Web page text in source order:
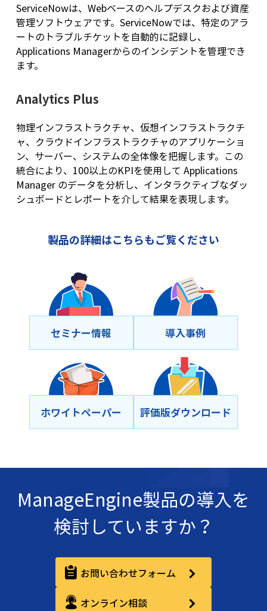
ServiceNowは、Webベースのヘルプデスクおよび資産
管理ソフトウェアです。ServiceNowでは、特定のアラ
ートのトラブルチケットを自動的に記録し、
Applications Managerからのインシデントを管理でき
ます。
Analytics Plus
物理インフラストラクチャ、仮想インフラストラクチ
ャ、クラウドインフラストラクチャのアプリケーショ
ン、サーバー、システムの全体像を把握します。この
統合により、100以上のKPIを使用して Applications
Manager のデータを分析し、インタラクティブなダッ
シュボードとレポートを介して結果を表現します。
製品の詳細はこちらもご覧ください
セミナー情報 導⼊事例
ホワイトペーパー 評価版ダウンロード
ManageEngine製品の導入を
検討していますか？
お問い合わせフォーム
オンライン相談